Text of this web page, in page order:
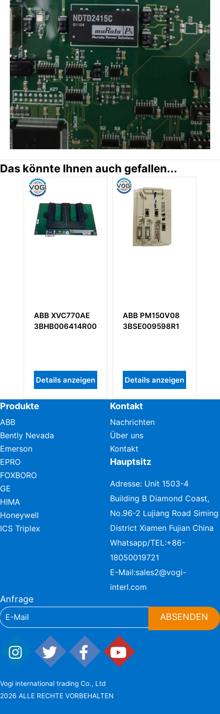
Das könnte Ihnen auch gefallen...
ABB PM150V08
3BSE009598R1
Details anzeigen
ABB TY805K01
3BSE081160R1
Details anzeigen
Produkte
ABB
Bently Nevada
Emerson
EPRO
FOXBORO
GE
HIMA
Honeywell
ICS Triplex
Kontakt
Nachrichten
Über uns
Kontakt
Hauptsitz
Adresse: Unit 1503-4
Building B Diamond Coast,
No.96-2 Lujiang Road Siming
District Xiamen Fujian China
Whatsapp/TEL:+86-
18050019721
E-Mail:sales2@vogi-
interl.com
Anfrage
ABSENDEN
Vogi international trading Co., Ltd
2026 ALLE RECHTE VORBEHALTEN